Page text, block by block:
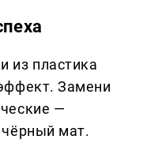
из пластика
Замени
—
мат.